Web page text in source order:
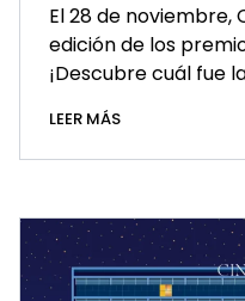
El 28 de noviembre,
edición de los
¡Descubre cuál fue
LEER MÁS